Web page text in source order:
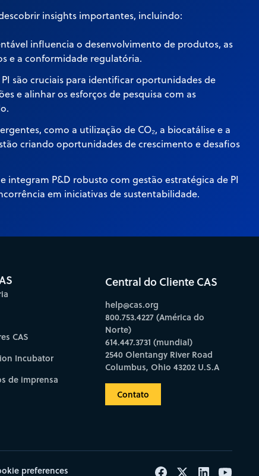
insights importantes, incluindo:
influencia o desenvolvimento de produtos, as
e a conformidade regulatória.
são cruciais para identificar oportunidades de
e alinhar os esforços de pesquisa com as
como a utilização de CO₂, a biocatálise e a
criando oportunidades de crescimento e desafios
integram P&D robusto com gestão estratégica de PI
em iniciativas de sustentabilidade.
CAS
Incubator
de imprensa
Central do Cliente CAS
help@cas.org
800.753.4227 (América do
Norte)
614.447.3731 (mundial)
2540 Olentangy River Road
Columbus, Ohio 43202 U.S.A
Contato
preferences